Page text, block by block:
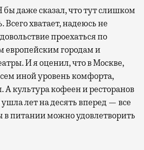
бы даже сказал, что тут слишком
хватает, надеюсь не
проехаться по
городам и
И я оценил, что в Москве,
иной уровень комфорта,
А культура кофеен и ресторанов
лет на десять вперед — все
в питании можно удовлетворить